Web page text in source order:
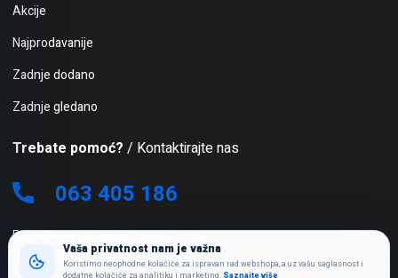
Akcije
Najprodavanije
Zadnje dodano
Zadnje gledano
Trebate pomoć? / Kontaktirajte nas
063 405 186
Ponedjeljak - Subota: 08:00 - 19:00
Nedjeljom i praznicima ne radimo
Vaša privatnost nam je važna
Koristimo neophodne kolačiće za ispravan rad webshopa, a uz vašu saglasnost i